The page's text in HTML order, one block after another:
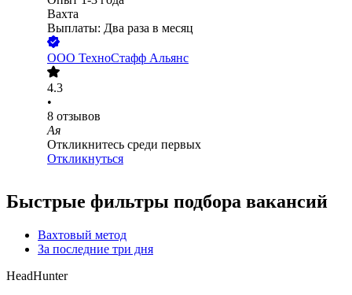
Вахта
Выплаты: Два раза в месяц
ООО ТехноСтафф Альянс
4.3
•
8 отзывов
Ая
Откликнитесь среди первых
Откликнуться
Быстрые фильтры подбора вакансий
Вахтовый метод
За последние три дня
HeadHunter